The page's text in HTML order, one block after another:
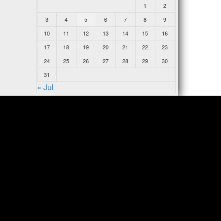
1
2
3
4 5 6 7 8
9
10
11 12 13 14 15
16
17
18 19 20 21 22
23
24
25 26 27 28 29
30
31
« Jul